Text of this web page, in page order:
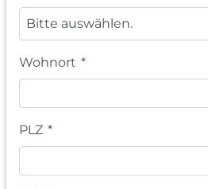
Bitte auswählen.
Wohnort *
PLZ *